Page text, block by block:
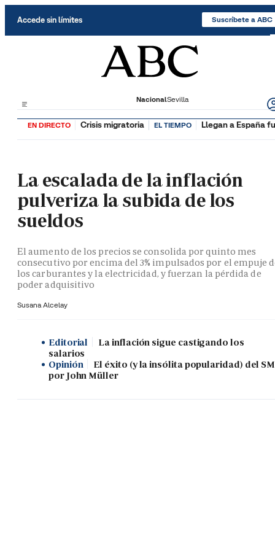
Accede sin límites Suscríbete a ABC
NacionalSevilla
EN DIRECTO Crisis migratoria EL TIEMPO Llegan a España
La escalada de la inflación
pulveriza la subida de los
sueldos
El aumento de los precios se consolida por quinto mes
consecutivo por encima del 3% impulsados por el empuje
los carburantes y la electricidad, y fuerzan la pérdida de
poder adquisitivo
Susana Alcelay
Editorial
La inflación sigue castigando los
salarios
Opinión
El éxito (y la insólita popularidad) del
por John Müller